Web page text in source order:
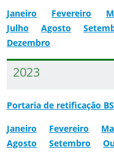
Janeiro Fevereiro
Julho
Agosto
Dezembro
2023
Portaria de retificação
Janeiro
Fevereiro
Agosto
Setembro